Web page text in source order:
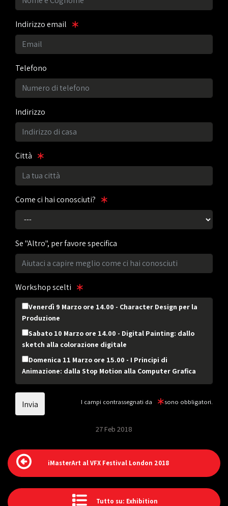
Indirizzo email
Telefono
Indirizzo
Città
Come ci hai conosciuti?
Se "Altro", per favore specifica
Workshop scelti
Venerdì 9 Marzo ore 14.00 - Character Design per la
Produzione
Sabato 10 Marzo ore 14.00 - Digital Painting: dallo
sketch alla colorazione digitale
Domenica 11 Marzo ore 15.00 - I Principi di
Animazione: dalla Stop Motion alla Computer Grafica
I campi contrassegnati da sono obbligatori.
27 Feb 2018
iMasterArt al VFX Festival London 2018
Tutto su: Exhibition